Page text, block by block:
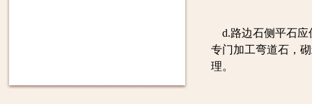
d.路边石侧平石应
专门加工弯道石，
理。